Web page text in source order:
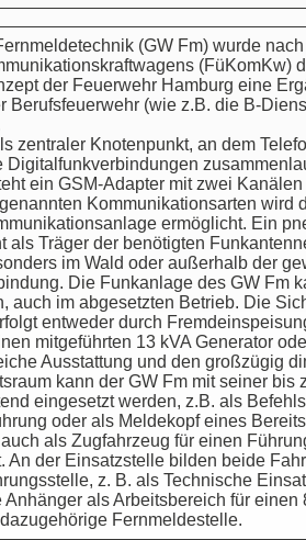
(GW Fm) wurde
(FüKomKw)
der Feuerwehr Hamburg eine
Berufsfeuerwehr (wie z.B. die B-
zentraler Knotenpunkt, an dem
Digitalfunkverbindungen
ein GSM-Adapter mit zwei
Kommunikationsarten wird
ermöglicht. Ein
als Träger der benötigten
im Wald oder außerhalb der
Die Funkanlage des GW Fm
auch im abgesetzten Betrieb. Die
entweder durch
mitgeführten 13 kVA Generator
Ausstattung und den großzügig
kann der GW Fm mit seiner bis
eingesetzt werden, z.B. als
oder als Meldekopf eines
als Zugfahrzeug für einen
An der Einsatzstelle bilden beide
z. B. als Technische
Anhänger als Arbeitsbereich für
Fernmeldestelle.